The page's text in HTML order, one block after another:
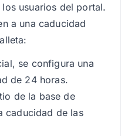
usuarios del portal.
a una caducidad
se configura una
de 24 horas.
de la base de
caducidad de las